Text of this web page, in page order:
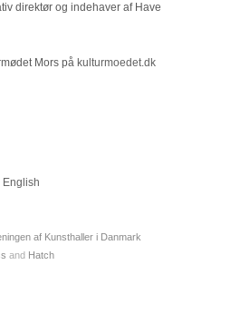
direktør og indehaver af Have
Mors på kulturmoedet.dk
English
af Kunsthaller i Danmark
and Hatch